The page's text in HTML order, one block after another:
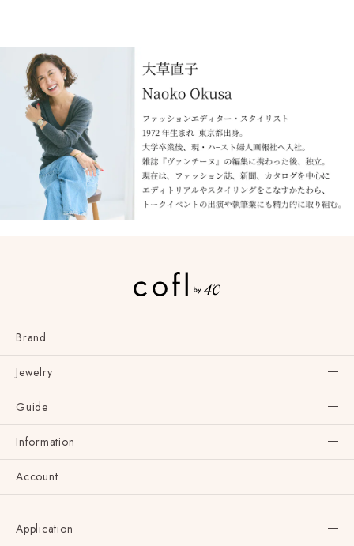
Brand
Jewelry
Guide
Information
Account
Application